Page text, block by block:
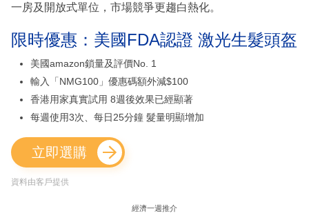
一房及開放式單位，市場競爭更趨白熱化。
限時優惠：美國FDA認證 激光生髮頭盔
美國amazon鎖量及評價No. 1
輸入「NMG100」優惠碼額外減$100
香港用家真實試用 8週後效果已經顯著
每週使用3次、每日25分鐘 髮量明顯增加
立即選購
資料由客戶提供
經濟一週推介